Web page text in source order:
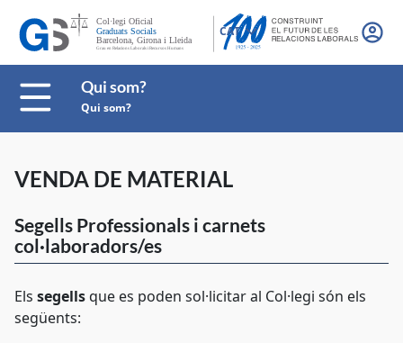
CAT
Qui som?
Qui som?
VENDA DE MATERIAL
Segells Professionals i carnets
col·laboradors/es
Els segellsque es poden sol·licitar al Col·legi són els
següents: